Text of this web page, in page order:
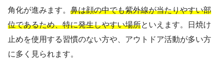
角化が進みます。 鼻は顔の中でも紫外線が当たりやすい部
位であるため、特に発生しやすい場所といえます。日焼け
止めを使用する習慣のない方や、アウトドア活動が多い方
に多く見られます。